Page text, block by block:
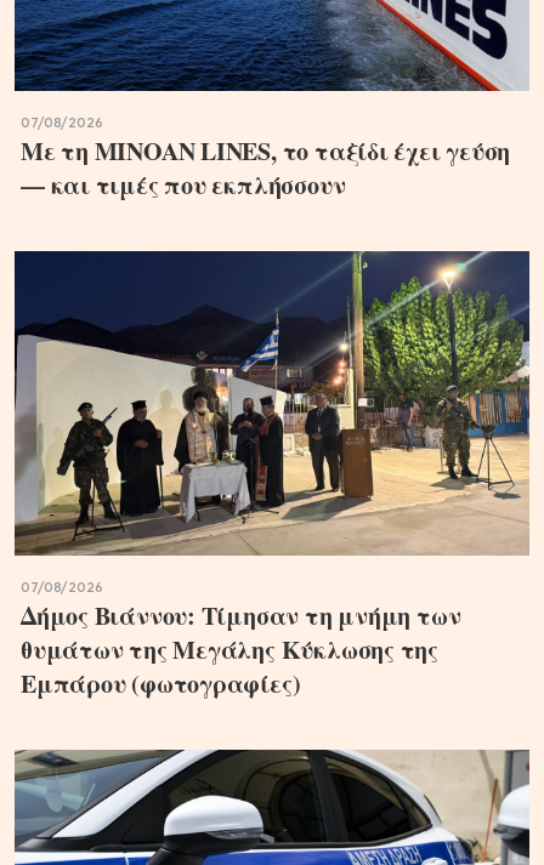
07/08/2026
Με τη MINOAN LINES, το ταξίδι έχει γεύση
— και τιμές που εκπλήσσουν
07/08/2026
Δήμος Βιάννου: Τίμησαν τη μνήμη των
θυμάτων της Μεγάλης Κύκλωσης της
Εμπάρου (φωτογραφίες)